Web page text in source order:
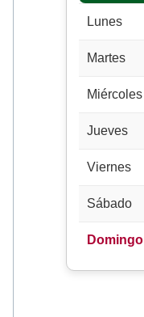
Lunes
Martes
Miércoles
Jueves
Viernes
Sábado
Domingo